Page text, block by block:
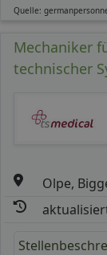
Quelle:
Mechaniker
technischer
Olpe,